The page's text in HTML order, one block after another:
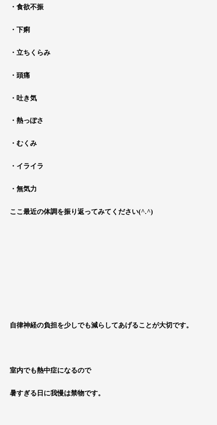
・食欲不振
・下痢
・立ちくらみ
・頭痛
・吐き気
・熱っぽさ
・むくみ
・イライラ
・無気力
ここ最近の体調を振り返ってみてください(^.^)
自律神経の負担を少しでも減らしてあげることが大切です。
室内でも熱中症になるので
暑すぎる日に我慢は禁物です。